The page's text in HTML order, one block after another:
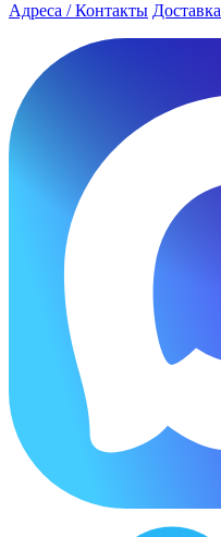
Адреса / Контакты Доставка